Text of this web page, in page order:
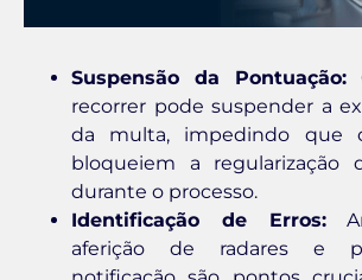
Suspensão da Pontuação:
recorrer pode suspender a
da multa, impedindo que
bloqueiem a regularização
durante o processo.
Identificação de Erros:
aferição de radares e